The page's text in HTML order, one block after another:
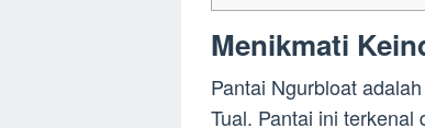
Menikmati
Pantai Ngurbloat
Tual. Pantai ini